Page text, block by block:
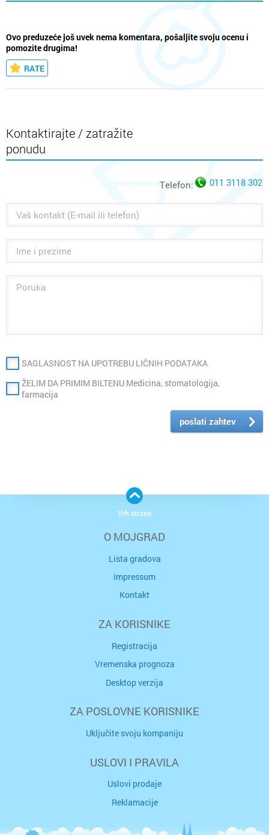
Ovo preduzeće još uvek nema komentara, pošaljite svoju ocenu i
pomozite drugima!
RATE
Kontaktirajte / zatražite
ponudu
Telefon: 011 3118 302
SAGLASNOST NA UPOTREBU LIČNIH PODATAKA
ŽELIM DA PRIMIM BILTENU Medicina, stomatologija,
farmacija
poslati zahtev
O MOJGRAD
Lista gradova
Impressum
Kontakt
ZA KORISNIKE
Registracija
Vremenska prognoza
Desktop verzija
ZA POSLOVNE KORISNIKE
Uključite svoju kompaniju
USLOVI I PRAVILA
Uslovi prodaje
Reklamacije
Vrh strane